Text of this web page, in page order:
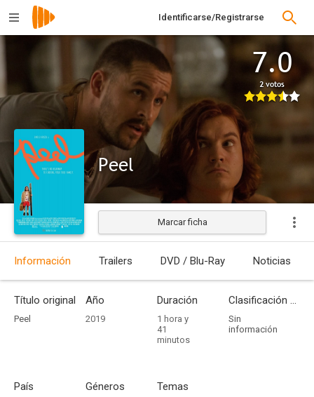
Identificarse/Registrarse
7.0
2 votos
Peel
Estrenada
Marcar ficha
Información Trailers DVD / Blu-Ray Noticias
Título original
Peel
Año
2019
Duración
1 hora y
41
minutos
Clasificación por edades
Sin
información
País Géneros Temas